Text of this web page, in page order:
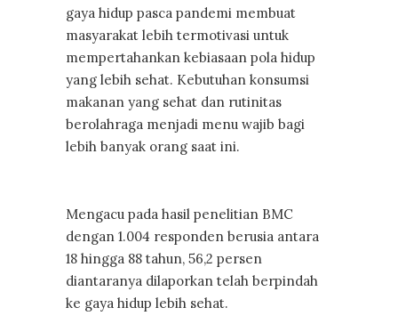
gaya hidup pasca pandemi membuat
masyarakat lebih termotivasi untuk
mempertahankan kebiasaan pola hidup
yang lebih sehat. Kebutuhan konsumsi
makanan yang sehat dan rutinitas
berolahraga menjadi menu wajib bagi
lebih banyak orang saat ini.
Mengacu pada hasil penelitian BMC
dengan 1.004 responden berusia antara
18 hingga 88 tahun, 56,2 persen
diantaranya dilaporkan telah berpindah
ke gaya hidup lebih sehat.